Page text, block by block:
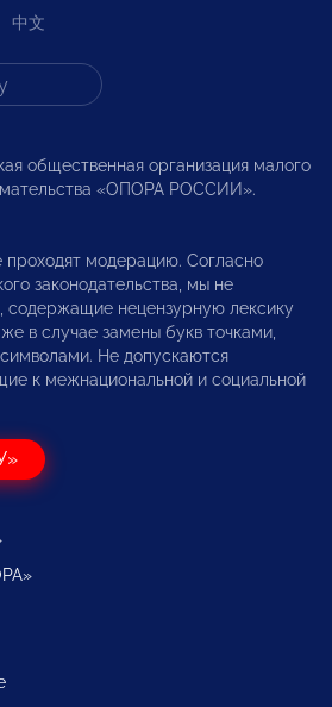
中文
общественная организация малого
«ОПОРА РОССИИ».
модерацию. Согласно
законодательства, мы не
содержащие нецензурную лексику
в случае замены букв точками,
Не допускаются
к межнациональной и социальной